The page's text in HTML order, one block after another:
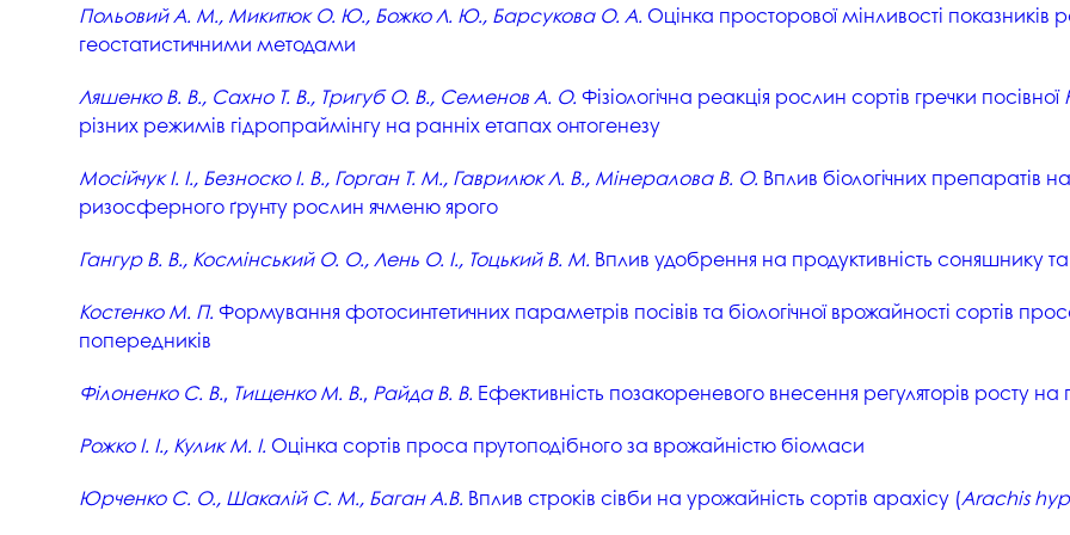
Музеї ПДАУ
Асоціація випускників
Наші контакти
Публічна інформація
Меморіал пам'яті
Відділ маркетингу
4.0
Психологічна служба
Омбудсмен учасників
освітнього процесу
Дорадча служба
студентського містечка
Студентське життя
та іміджевої діяльності
Працевлаштування
Відділ практики і сприяння
працевлаштуванню
Неформальна
освіта
Академічна
освіти
Польовий А. М., Микитюк О. Ю., Божко Л. Ю., Барсукова О. А. Оцінка просторової мінливості показників
геостатистичними методами
Ляшенко В. В., Сахно Т. В., Тригуб О. В., Семенов А. О. Фізіологічна реакція рослин сортів гречки посівної
різних режимів гідропраймінгу на ранніх етапах онтогенезу
Мосійчук І. І., Безноско І. В., Горган Т. М., Гаврилюк Л. В., Мінералова В. О. Вплив біологічних препаратів
ризосферного ґрунту рослин ячменю ярого
Гангур В. В., Космінський О. О., Лень О. І., Тоцький В. М. Вплив удобрення на продуктивність соняшнику та
Костенко М. П. Формування фотосинтетичних параметрів посівів та біологічної врожайності сортів
попередників
Філоненко С. В., Тищенко М. В., Райда В. В. Ефективність позакореневого внесення регуляторів росту на
Рожко І. І., Кулик М. І. Оцінка сортів проса прутоподібного за врожайністю біомаси
Юрченко С. О., Шакалій С. М., Баган А.В. Вплив строків сівби на урожайність сортів арахісу (Arachis